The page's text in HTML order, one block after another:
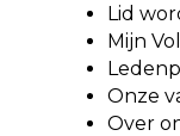
Lid
Mijn
Onze
Over